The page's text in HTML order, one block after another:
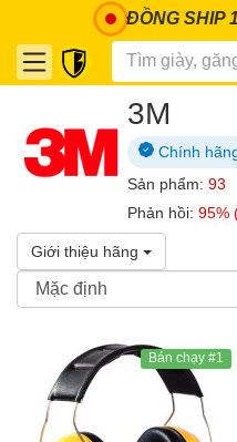
ĐỒNG SHIP
3M
Chính
Sản phẩm: 93
Phản hồi: 95%
Giới thiệu hãng
Bán chạy #1